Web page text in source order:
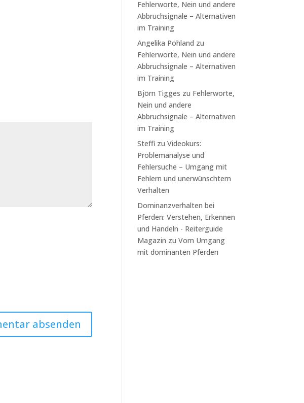
Fehlerworte, Nein und andere
Abbruchsignale – Alternativen
im Training
Angelika Pohland zu
Fehlerworte, Nein und andere
Abbruchsignale – Alternativen
im Training
Björn Tigges zu Fehlerworte,
Nein und andere
Abbruchsignale – Alternativen
im Training
Steffi zuVideokurs:
Problemanalyse und
Fehlersuche – Umgang mit
Fehlern und unerwünschtem
Verhalten
Dominanzverhalten bei
Pferden: Verstehen, Erkennen
und Handeln - Reiterguide
Magazin zuVom Umgang
mit dominanten Pferden